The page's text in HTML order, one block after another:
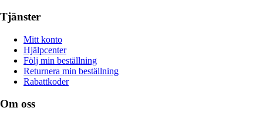
Tjänster
Mitt konto
Hjälpcenter
Följ min beställning
Returnera min beställning
Rabattkoder
Om oss